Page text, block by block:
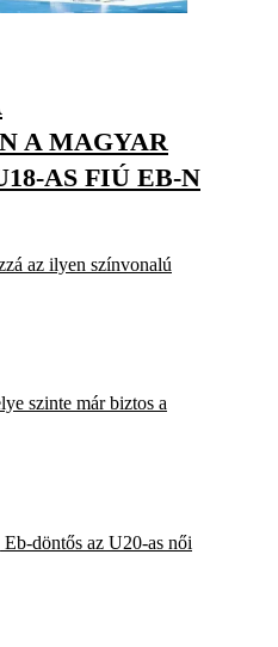
A MAGYAR
AS FIÚ EB-N
az ilyen színvonalú
szinte már biztos a
döntős az U20-as női